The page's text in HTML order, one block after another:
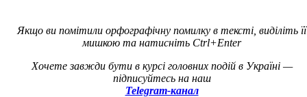
Якщо ви помітили орфографічну помилку в тексті, виділіть її
мишкою та натисніть Ctrl+Enter
Хочете завжди бути в курсі головних подій в Україні —
підписуйтесь на наш
Telegram-канал